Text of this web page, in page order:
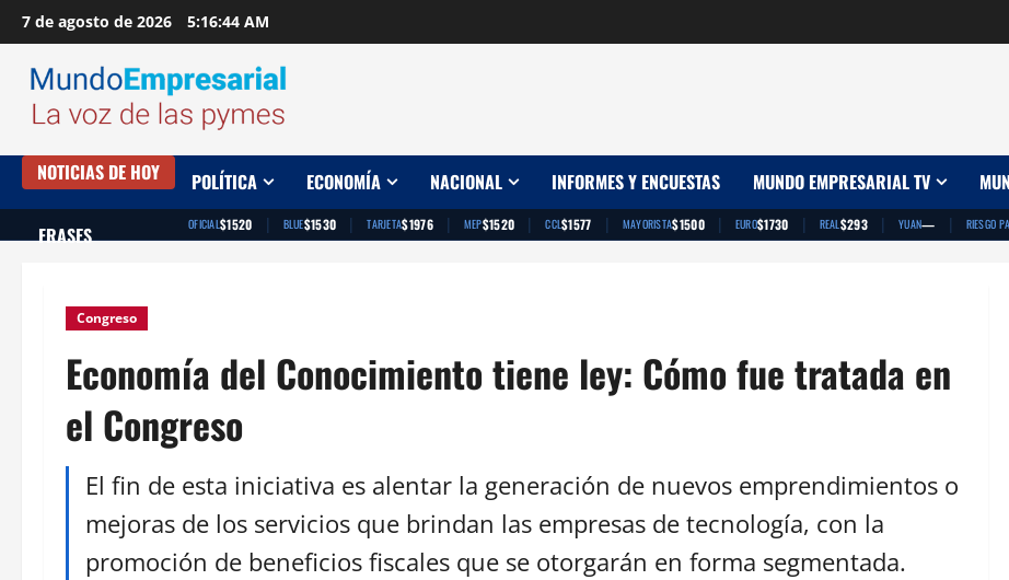
Saltar
al
contenido
7 de agosto de 2026 5:16:45 AM
NOTICIAS DE HOY POLÍTICA ECONOMÍA NACIONAL INFORMES Y ENCUESTAS MUNDO EMPRESARIAL TV
FRASES OFICIAL$1520 | BLUE$1530 | TARJETA$1976 | MEP$1520 | CCL$1577 | MAYORISTA$1500 | EURO$1730 | REAL$293 | YUAN— | RIESGO
Congreso
Economía del Conocimiento tiene ley: Cómo fue tratada en
el Congreso
El fin de esta iniciativa es alentar la generación de nuevos emprendimientos o
mejoras de los servicios que brindan las empresas de tecnología, con la
promoción de beneficios fiscales que se otorgarán en forma segmentada.